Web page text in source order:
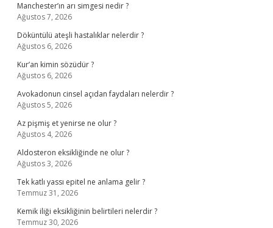
Manchester’ın arı simgesi nedir ?
Ağustos 7, 2026
Döküntülü ateşli hastalıklar nelerdir ?
Ağustos 6, 2026
Kur’an kimin sözüdür ?
Ağustos 6, 2026
Avokadonun cinsel açıdan faydaları nelerdir ?
Ağustos 5, 2026
Az pişmiş et yenirse ne olur ?
Ağustos 4, 2026
Aldosteron eksikliğinde ne olur ?
Ağustos 3, 2026
Tek katlı yassı epitel ne anlama gelir ?
Temmuz 31, 2026
Kemik iliği eksikliğinin belirtileri nelerdir ?
Temmuz 30, 2026